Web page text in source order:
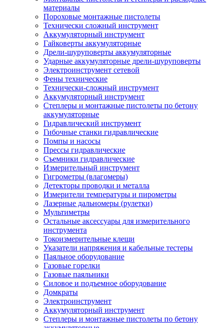
материалы
Пороховые монтажные пистолеты
Технически сложный инструмент
Аккумуляторный инструмент
Гайковерты аккумуляторные
Дрели-шуруповерты аккумуляторные
Ударные аккумуляторные дрели-шуруповерты
Электроинструмент сетевой
Фены технические
Технически-сложный инструмент
Аккумуляторный инструмент
Степлеры и монтажные пистолеты по бетону
аккумуляторные
Гидравлический инструмент
Гибочные станки гидравлические
Помпы и насосы
Прессы гидравлические
Съемники гидравлические
Измерительный инструмент
Гигрометры (влагомеры)
Детекторы проводки и металла
Измерители температуры и пирометры
Лазерные дальномеры (рулетки)
Мультиметры
Остальные аксессуары для измерительного
инструмента
Токоизмерительные клещи
Указатели напряжения и кабельные тестеры
Паяльное оборудование
Газовые горелки
Газовые паяльники
Силовое и подъемное оборудование
Домкраты
Электроинструмент
Аккумуляторный инструмент
Степлеры и монтажные пистолеты по бетону